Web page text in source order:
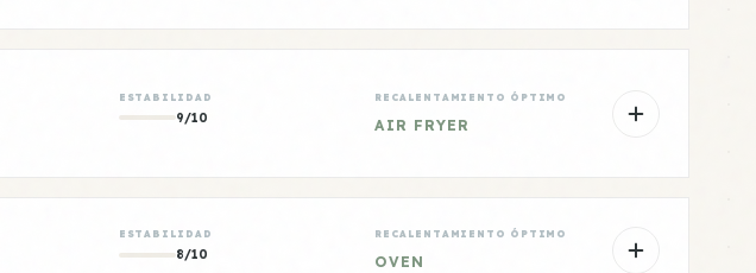
ESTABILIDAD
9/10
RECALENTAMIENTO ÓPTIMO
AIR FRYER
ESTABILIDAD
8/10
RECALENTAMIENTO ÓPTIMO
OVEN